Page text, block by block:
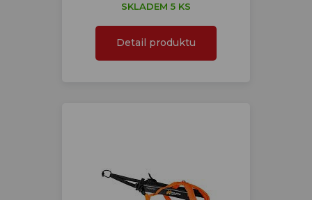
SKLADEM 5 KS
Detail produktu